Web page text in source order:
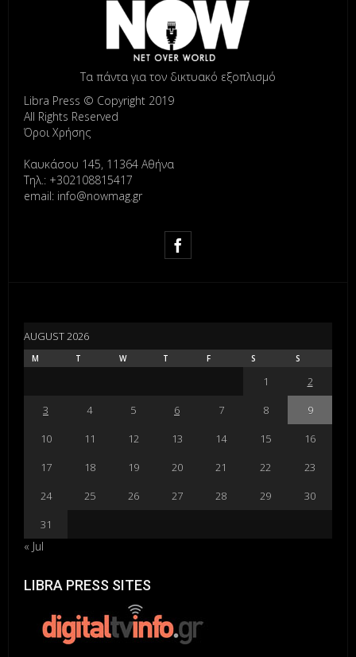
Τα πάντα για τον δικτυακό εξοπλισμό
Libra Press © Copyright 2019
All Rights Reserved
Όροι Χρήσης
Καυκάσου 145, 11364 Αθήνα
Τηλ.: +302108815417
email: info@nowmag.gr
AUGUST 2026
M T W T F S S
1
2
3
4 5 6 7 8
9
10
11 12 13 14 15
16
17
18 19 20 21 22
23
24
25 26 27 28 29
30
31
« Jul
LIBRA PRESS SITES